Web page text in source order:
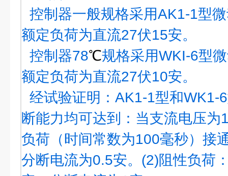
控制器一般规格采用AK1-1型
额定负荷为直流27伏15安。
控制器78℃规格采用WKI-6型
额定负荷为直流27伏10安。
经试验证明：AK1-1型和WK1-
断能力均可达到：当支流电压为
负荷（时间常数为100毫秒）接
分断电流为0.5安。(2)阻性负荷